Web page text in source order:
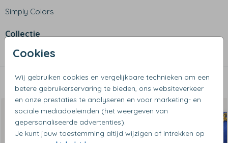
Cookies
Wij gebruiken cookies en vergelijkbare technieken om een
betere gebruikerservaring te bieden, ons websiteverkeer
en onze prestaties te analyseren en voor marketing- en
sociale mediadoeleinden (het weergeven van
gepersonaliseerde advertenties).
Je kunt jouw toestemming altijd wijzigen of intrekken op
Simply Colors
Collectie
Pietenmutsen
Dit vind je misschien ook leuk